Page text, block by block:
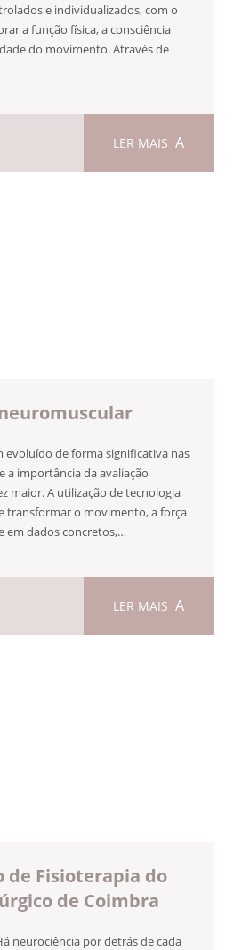
e individualizados, com o
a função física, a consciência
do movimento. Através de
LER MAIS
evoluído de forma significativa nas
a importância da avaliação
maior. A utilização de tecnologia
transformar o movimento, a força
em dados concretos,…
LER MAIS
de Fisioterapia do
de Coimbra
neurociência por detrás de cada